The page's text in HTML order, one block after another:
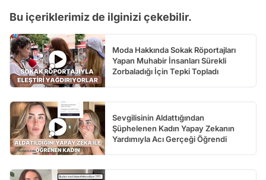
Bu içeriklerimiz de ilginizi çekebilir.
Moda Hakkında Sokak Röportajları
Yapan Muhabir İnsanları Sürekli
Zorbaladığı İçin Tepki Topladı
Sevgilisinin Aldattığından
Şüphelenen Kadın Yapay Zekanın
Yardımıyla Acı Gerçeği Öğrendi